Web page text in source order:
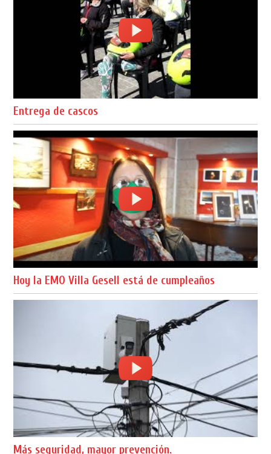
Entrega de cascos
Hoy la EMO Villa Gesell está de cumpleaños
Más seguridad, mayor prevención.